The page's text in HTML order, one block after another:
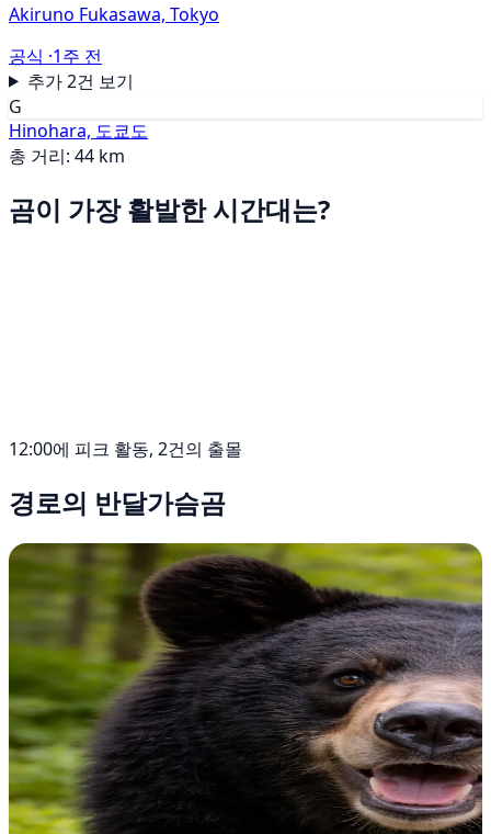
Akiruno Fukasawa, Tokyo
공식 ·1주 전
추가 2건 보기
G
Hinohara, 도쿄도
총 거리: 44 km
곰이 가장 활발한 시간대는?
12:00에 피크 활동, 2건의 출몰
경로의 반달가슴곰